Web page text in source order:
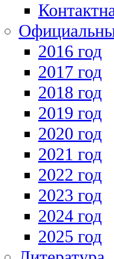
2016 год
2017 год
2018 год
2019 год
2020 год
2021 год
2022 год
2023 год
2024 год
2025 год